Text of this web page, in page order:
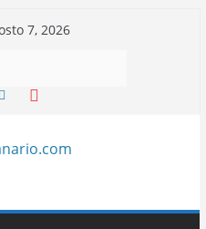
7, 2026